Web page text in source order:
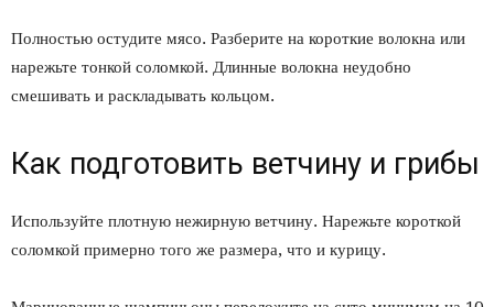
Полностью остудите мясо. Разберите на короткие волокна или
нарежьте тонкой соломкой. Длинные волокна неудобно
смешивать и раскладывать кольцом.
Как подготовить ветчину и грибы
Используйте плотную нежирную ветчину. Нарежьте короткой
соломкой примерно того же размера, что и курицу.